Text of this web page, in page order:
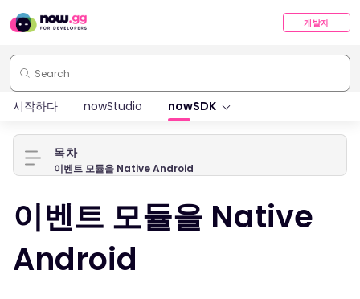
개발자
시작하다 nowStudio nowSDK
이벤트 모듈을 Native
Android
목차
이벤트 모듈을 Native Android